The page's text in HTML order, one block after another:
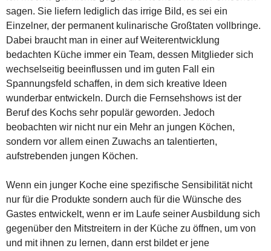
sagen. Sie liefern lediglich das irrige Bild, es sei ein
Einzelner, der permanent kulinarische Großtaten vollbringe.
Dabei braucht man in einer auf Weiterentwicklung
bedachten Küche immer ein Team, dessen Mitglieder sich
wechselseitig beeinflussen und im guten Fall ein
Spannungsfeld schaffen, in dem sich kreative Ideen
wunderbar entwickeln. Durch die Fernsehshows ist der
Beruf des Kochs sehr populär geworden. Jedoch
beobachten wir nicht nur ein Mehr an jungen Köchen,
sondern vor allem einen Zuwachs an talentierten,
aufstrebenden jungen Köchen.
Wenn ein junger Koche eine spezifische Sensibilität nicht
nur für die Produkte sondern auch für die Wünsche des
Gastes entwickelt, wenn er im Laufe seiner Ausbildung sich
gegenüber den Mitstreitern in der Küche zu öffnen, um von
und mit ihnen zu lernen, dann erst bildet er jene